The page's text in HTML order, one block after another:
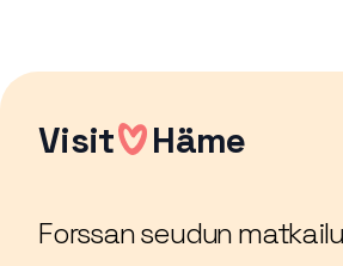
Visit Häme
Forssan seudun